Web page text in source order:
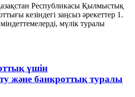
Республикасы Қылмыстық
кезіндегі заңсыз әрекеттер 1.
мүлік туралы
үшін
және банкроттық туралы